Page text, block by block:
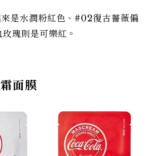
是水潤粉紅色、#02復古薔薇偏
瑰則是可樂紅。
面膜